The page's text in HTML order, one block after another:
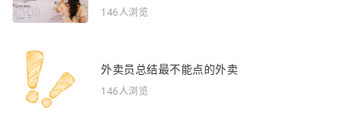
146人浏览
外卖员总结最不能点的外卖
146人浏览